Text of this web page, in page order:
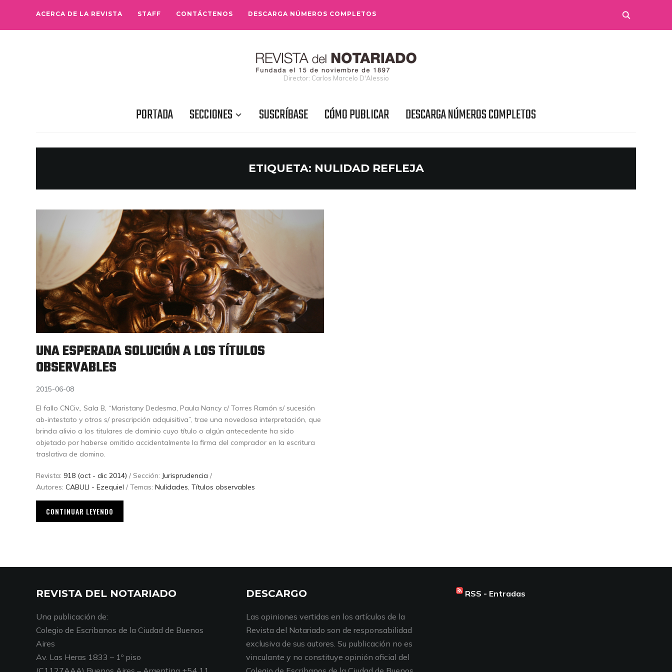
ACERCA DE LA REVISTA STAFF CONTÁCTENOS DESCARGA NÚMEROS COMPLETOS
Director: Carlos Marcelo D'Alessio
PORTADA SECCIONES SUSCRÍBASE CÓMO PUBLICAR DESCARGA NÚMEROS COMPLETOS
ETIQUETA: NULIDAD REFLEJA
UNA ESPERADA SOLUCIÓN A LOS TÍTULOS
OBSERVABLES
2015-06-08
El fallo CNCiv., Sala B, “Maristany Dedesma, Paula Nancy c/ Torres Ramón s/ sucesión
ab-intestato y otros s/ prescripción adquisitiva”, trae una novedosa interpretación, que
brinda alivio a los titulares de dominio cuyo título o algún antecedente ha sido
objetado por haberse omitido accidentalmente la firma del comprador en la escritura
traslativa de domino.
Revista: 918 (oct - dic 2014) / Sección: Jurisprudencia /
Autores: CABULI - Ezequiel / Temas: Nulidades, Títulos observables
CONTINUAR LEYENDO
REVISTA DEL NOTARIADO
Una publicación de:
Colegio de Escribanos de la Ciudad de Buenos
Aires
Av. Las Heras 1833 – 1º piso
DESCARGO
Las opiniones vertidas en los artículos de la
Revista del Notariado son de responsabilidad
exclusiva de sus autores. Su publicación no es
vinculante y no constituye opinión oficial del
RSS - Entradas